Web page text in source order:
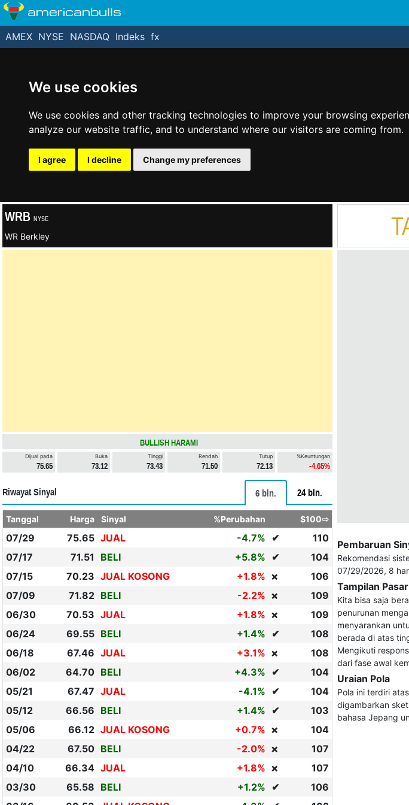
We use cookies
We use cookies and other tracking technologies to improve your browsing
analyze our website traffic, and to understand where our visitors are coming from.
I agree I decline Change my preferences
americanbulls
AMEX NYSE NASDAQ Indeks fx
WRB NYSE
WR Berkley
BULLISH HARAMI
Dijual pada
75.65
Buka
73.12
Tinggi
73.43
Rendah
71.50
Tutup
72.13
%Keuntungan
-4.65%
Riwayat Sinyal 6 bln. 24 bln.
Tanggal Harga Sinyal %Perubahan $100⇨
07/29 75.65 JUAL -4.7% ✔
110
07/17
71.51 BELI +5.8% ✔
104
07/15
70.23 JUAL KOSONG +1.8% ❌
106
07/09
71.82 BELI -2.2% ❌
109
06/30
70.53 JUAL +1.8% ❌
109
06/24
69.55 BELI +1.4% ✔
108
06/18
67.46 JUAL +3.1% ❌
108
06/02
64.70 BELI +4.3% ✔
104
05/21
67.47 JUAL -4.1% ✔
104
05/12
66.56 BELI +1.4% ✔
103
05/06
66.12 JUAL KOSONG +0.7% ❌
104
04/22
67.50 BELI -2.0% ❌
107
04/10
66.34 JUAL +1.8% ❌
107
03/30
65.58 BELI +1.2% ✔
106
Pembaruan
Rekomendasi
07/29/2026, 8
Tampilan Pasar
Kita bisa saja
penurunan
menyarankan
berada di atas
Mengikuti
dari fase awal
Uraian Pola
Pola ini terdiri
digambarkan
bahasa Jepang